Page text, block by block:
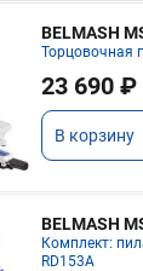
BELMASH
Торцовочная
23 690 ₽
В корзину
BELMASH
Комплект:
RD153A